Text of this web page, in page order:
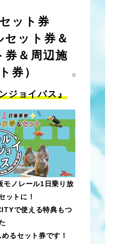
ット券
セット券＆
券＆周辺施
券）
ジョイパス』
モノレール1日乗り放
ットに！
で使える特典もつ
るセット券です！